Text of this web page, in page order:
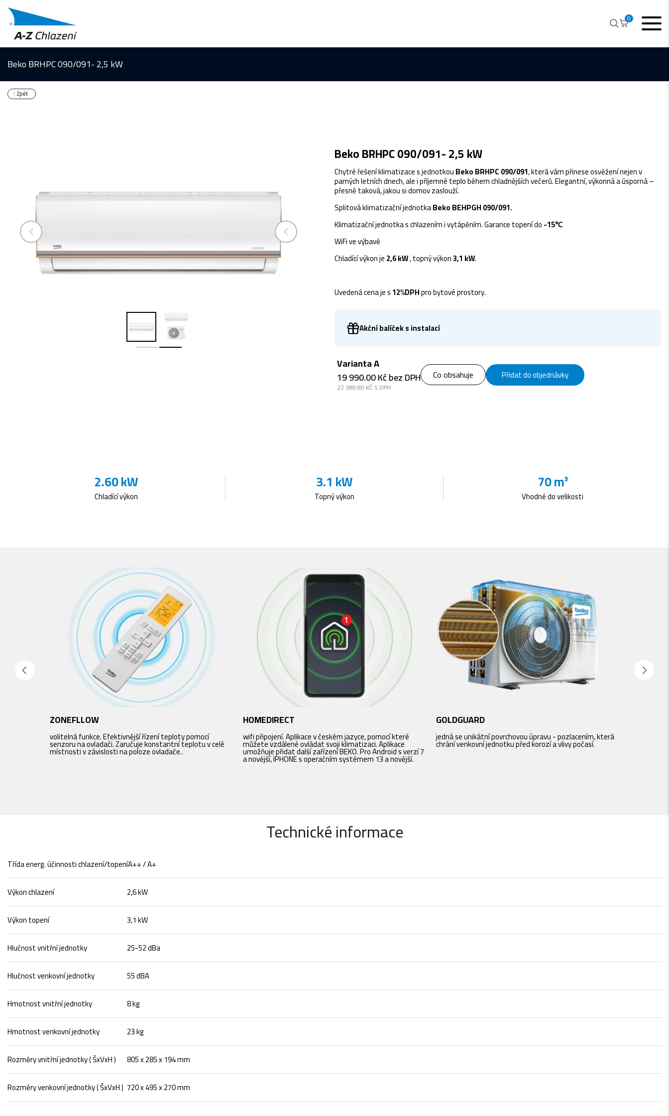
0
Beko BRHPC 090/091- 2,5 kW
Zpět
Beko BRHPC 090/091- 2,5 kW
Chytré řešení klimatizace s jednotkouBeko BRHPC 090/091, která vám přinese osvěžení nejen v
parných letních dnech, ale i příjemné teplo během chladnějších večerů. Elegantní, výkonná a úsporná –
přesně taková, jakou si domov zaslouží.
Splitová klimatizační jednotkaBeko BEHPGH 090/091.
Klimatizační jednotka s chlazením i vytápěním. Garance topení do-15℃
WiFi ve výbavě
Chladící výkon je2,6 kW, topný výkon3,1 kW.
Uvedená cena je s12%DPHpro bytové prostory.
Akční balíček s instalací
Varianta A
19 990.00 Kč bez DPH
22 388.80 KČ S DPH
Co obsahuje Přidat do objednávky
2.60 kW
Chladící výkon
3.1 kW
Topný výkon
70 m³
Vhodné do velikosti
ZONEFLLOW
volitelná funkce. Efektivnější řízení teploty pomocí
senzoru na ovladači. Zaručuje konstantní teplotu v celé
místnosti v závislosti na poloze ovladače..
HOMEDIRECT
wifi připojení. Aplikace v českém jazyce, pomocí které
můžete vzdálené ovládat svoji klimatizaci. Aplikace
umožňuje přidat další zařízení BEKO. Pro Android s verzí 7
a novější, IPHONE s operačním systémem 13 a novější.
GOLDGUARD
jedná se unikátní povrchovou úpravu - pozlacením, která
chrání venkovní jednotku před korozí a vlivy počasí.
Technické informace
Třída energ. účinnosti chlazení/topeníA++ / A+
Výkon chlazení
2,6 kW
Výkon topení
3,1 kW
Hlučnost vnitřní jednotky
25-52 dBa
Hlučnost venkovní jednotky
55 dBA
Hmotnost vnitřní jednotky
8 kg
Hmotnost venkovní jednotky
23 kg
Rozměry vnitřní jednotky ( ŠxVxH )
805 x 285 x 194 mm
Rozměry venkovní jednotky ( ŠxVxH ) 720 x 495 x 270 mm